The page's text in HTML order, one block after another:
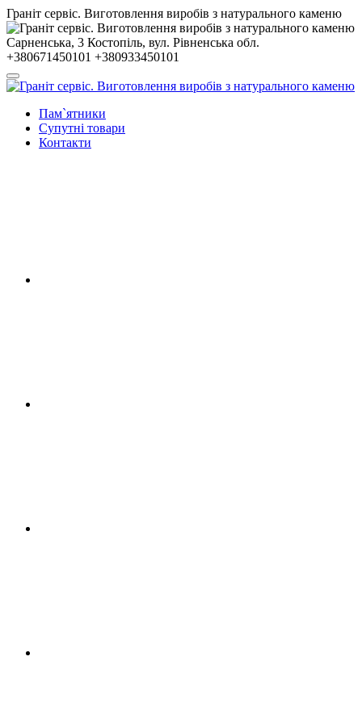
Гранiт сервiс. Виготовлення виробів з натурального каменю
Сарненська, 3 Костопiль, вул. Рiвненська обл.
+380671450101 +380933450101
Пам`ятники
Супутні товари
Контакти